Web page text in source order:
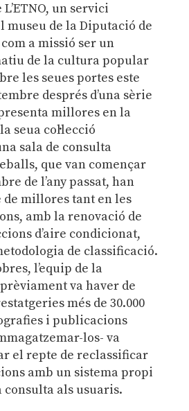
un servici
museu de la Diputació de
a missió ser un
de la cultura popular
les seues portes este
després d’una sèrie
presenta millores en la
seua col·lecció
sala de consulta
que van començar
de l’any passat, han
millores tant en les
amb la renovació de
d’aire condicionat,
de classificació.
l’equip de la
va haver de
més de 30.000
i publicacions
los- va
el repte de reclassificar
amb un sistema propi
als usuaris.